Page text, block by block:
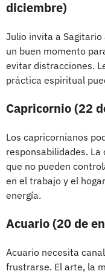
diciembre)
Julio invita a Sagitario
un buen momento
evitar distracciones.
práctica espiritual
Capricornio (22
Los capricornianos
responsabilidades.
que no pueden
en el trabajo y el
energía.
Acuario (20 de
Acuario necesita
frustrarse. El arte, la